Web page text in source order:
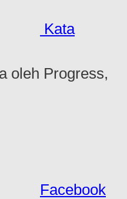
Kata
oleh Progress,
Facebook